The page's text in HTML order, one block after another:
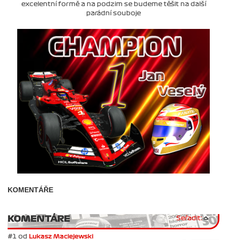
excelentní formě a na podzim se budeme těšit na další
parádní souboje
KOMENTÁŘE
KOMENTÁRE Seřadit:
#1 od Lukasz Maciejewski